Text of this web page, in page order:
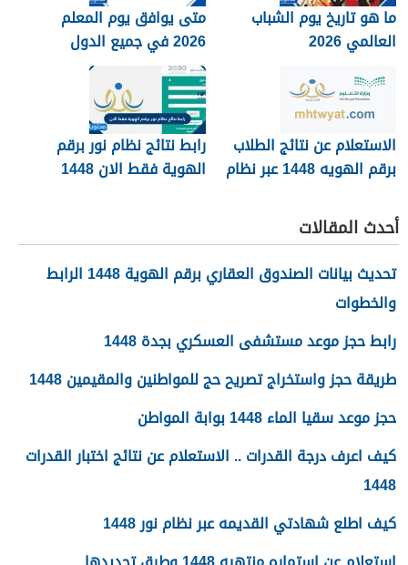
ما هو تاريخ يوم الشباب
العالمي 2026
متى يوافق يوم المعلم
2026 في جميع الدول
العربية
الاستعلام عن نتائج الطلاب
برقم الهويه 1448 عبر نظام
رابط نتائج نظام نور برقم
الهوية فقط الان 1448
أحدث المقالات
تحديث بيانات الصندوق العقاري برقم الهوية 1448 الرابط
والخطوات
رابط حجز موعد مستشفى العسكري بجدة 1448
طريقة حجز واستخراج تصريح حج للمواطنين والمقيمين 1448
حجز موعد سقيا الماء 1448 بوابة المواطن
كيف اعرف درجة القدرات .. الاستعلام عن نتائج اختبار القدرات
1448
كيف اطلع شهادتي القديمه عبر نظام نور 1448